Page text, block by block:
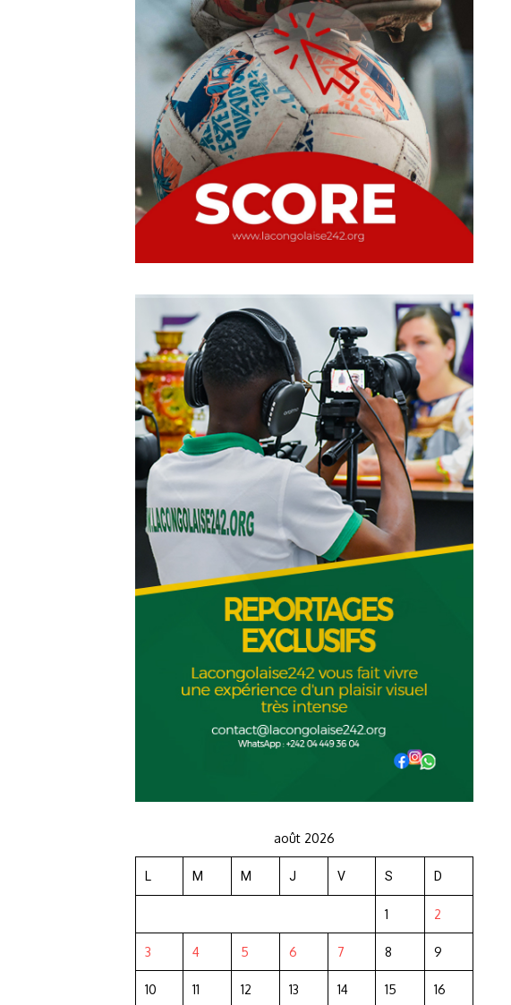
août 2026
L M M J V S D
1 2
3 4 5 6 7 8 9
10 11 12 13 14 15 16